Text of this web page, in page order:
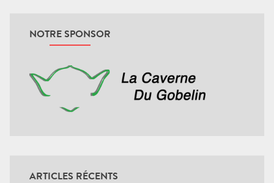
NOTRE SPONSOR
ARTICLES RÉCENTS